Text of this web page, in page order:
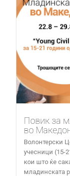
Повик за
во
Волонтерски
учесници (15-
кои што ќе
младинската